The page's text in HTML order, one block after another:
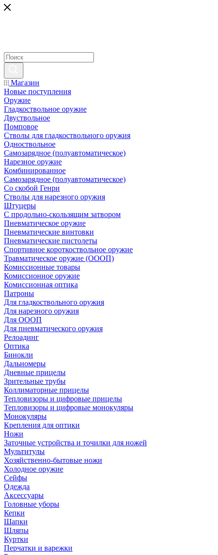
Магазин
Новые поступления
Оружие
Гладкоствольное оружие
Двуствольное
Помповое
Стволы для гладкоствольного оружия
Одноствольное
Самозарядное (полуавтоматическое)
Нарезное оружие
Комбинированное
Самозарядное (полуавтоматическое)
Со скобой Генри
Стволы для нарезного оружия
Штуцеры
С продольно-скользящим затвором
Пневматическое оружие
Пневматические винтовки
Пневматические пистолеты
Спортивное короткоствольное оружие
Травматическое оружие (ОООП)
Комиссионные товары
Комиссионное оружие
Комиссионная оптика
Патроны
Для гладкоствольного оружия
Для нарезного оружия
Для ОООП
Для пневматического оружия
Релоадинг
Оптика
Бинокли
Дальномеры
Дневные прицелы
Зрительные трубы
Коллиматорные прицелы
Тепловизоры и цифровые прицелы
Тепловизоры и цифровые монокуляры
Монокуляры
Крепления для оптики
Ножи
Заточные устройства и точилки для ножей
Мультитулы
Хозяйственно-бытовые ножи
Холодное оружие
Сейфы
Одежда
Аксессуары
Головные уборы
Кепки
Шапки
Шляпы
Куртки
Перчатки и варежки